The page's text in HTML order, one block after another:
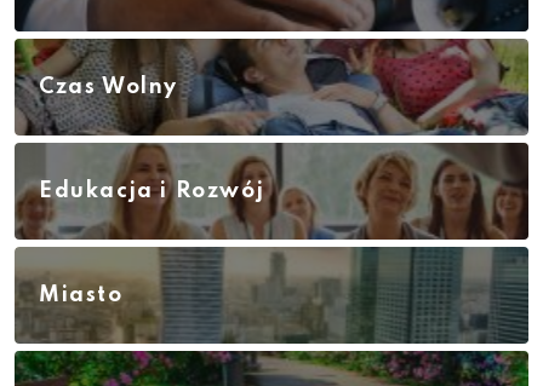
Czas Wolny
Edukacja i Rozwój
Miasto